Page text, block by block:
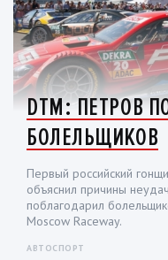
DTM: ПЕТРОВ
БОЛЕЛЬЩИКОВ
Первый российский
объяснил причины
поблагодарил
Moscow Raceway.
АВТОСПОРТ